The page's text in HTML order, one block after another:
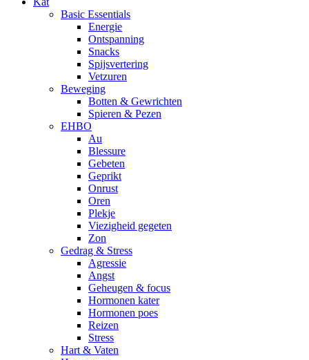
Basic Essentials
Energie
Ontspanning
Snacks
Spijsvertering
Vetzuren
Beweging
Botten & Gewrichten
Spieren & Pezen
EHBO
Au
Blessure
Gebeten
Geprikt
Onrust
Oren
Plekje
Viezigheid gegeten
Zon
Gedrag & Stress
Agressie
Angst
Geheugen & focus
Hormonen kater
Hormonen poes
Reizen
Stress
Hart & Vaten